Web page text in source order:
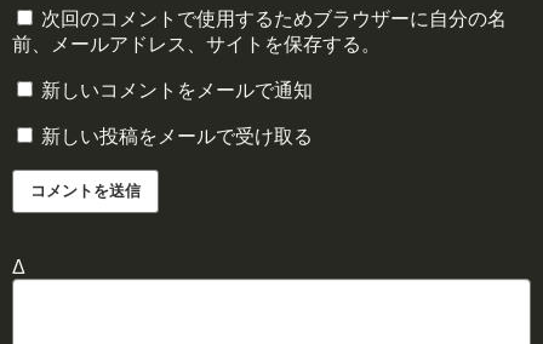
次回のコメントで使用するためブラウザーに自分の名
前、メールアドレス、サイトを保存する。
新しいコメントをメールで通知
新しい投稿をメールで受け取る
Δ